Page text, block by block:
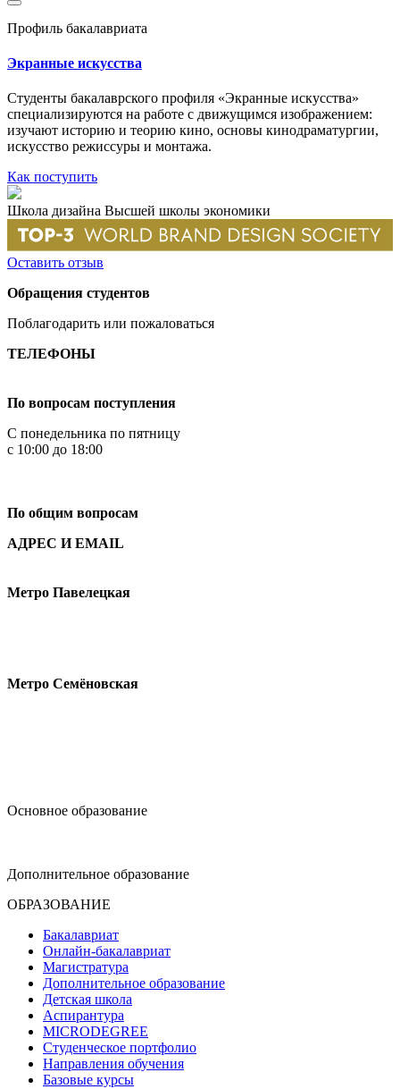
Профиль бакалавриата
Экранные искусства
Сту­денты бакалаврского профиля «Экранные искусства»
специализируются на работе с движущимся изображением:
изучают историю и теорию кино, основы кинодраматургии,
искусство режиссуры и монтажа.
Как поступить
Школа дизайна Высшей школы экономики
Оставить отзыв
Обращения студентов
Поблагодарить или пожаловаться
ТЕЛЕФОНЫ
По вопросам поступления
С понедельника по пятницу
с 10:00 до 18:00
По общим вопросам
АДРЕС И EMAIL
Метро Павелецкая
Метро Семёновская
Основное образование
Дополнительное образование
ОБРАЗОВАНИЕ
Бакалавриат
Онлайн-бакалавриат
Магистратура
Дополнительное образование
Детская школа
Аспирантура
MICRODEGREE
Студенческое портфолио
Направления обучения
Базовые курсы